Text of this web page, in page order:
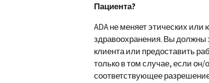
Пациента?
ADA не меняет этических
здравоохранения. Вы должны
клиента или предоставить
только в том случае, если
соответствующее